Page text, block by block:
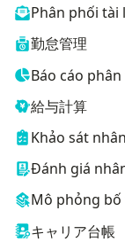
Phân phối tài
勤怠管理
Báo cáo
給与計算
Khảo sát
Đánh giá
Mô phỏng
キャリア台帳